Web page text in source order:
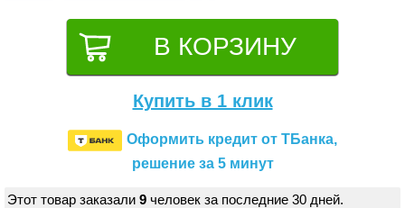
Купить в 1 клик
Оформить кредит от ТБанка,
решение за 5 минут
Этот товар заказали 9 человек за последние 30 дней.